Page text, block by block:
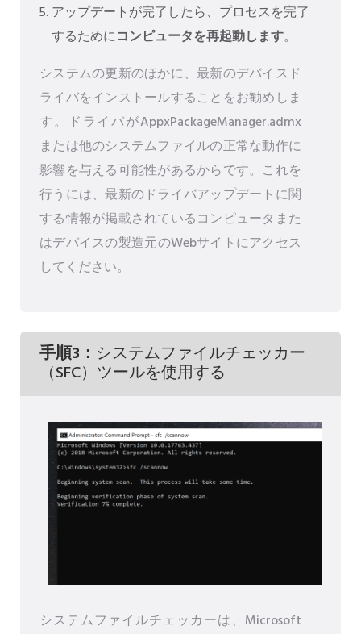
アップデートが完了したら、プロセスを完了
するためにコンピュータを再起動します。
システムの更新のほかに、最新のデバイスド
ライバをインストールすることをお勧めしま
す。ドライバがAppxPackageManager.admx
または他のシステムファイルの正常な動作に
影響を与える可能性があるからです。これを
行うには、最新のドライバアップデートに関
する情報が掲載されているコンピュータまた
はデバイスの製造元のWebサイトにアクセス
してください。
手順3： システムファイルチェッカー
（SFC）ツールを使用する
システムファイルチェッカーは、Microsoft